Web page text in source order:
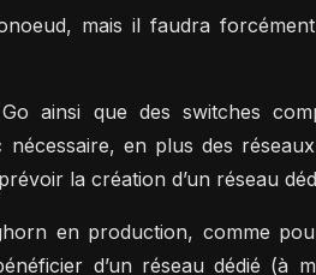
mais il faudra
ainsi que des switches
en plus des
la création d’un réseau
en production, comme
d’un réseau dédié (à